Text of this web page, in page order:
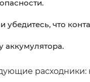
что
аккумулятора.
расходники: